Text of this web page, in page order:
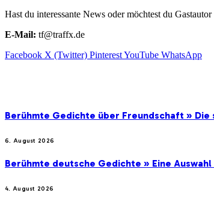
Hast du interessante News oder möchtest du
E-Mail: tf@traffx.de
Facebook X (Twitter) PinterestYouTube WhatsApp
Berühmte Gedichte über Freundschaft »
6. August 2026
Berühmte deutsche Gedichte » Eine
4. August 2026